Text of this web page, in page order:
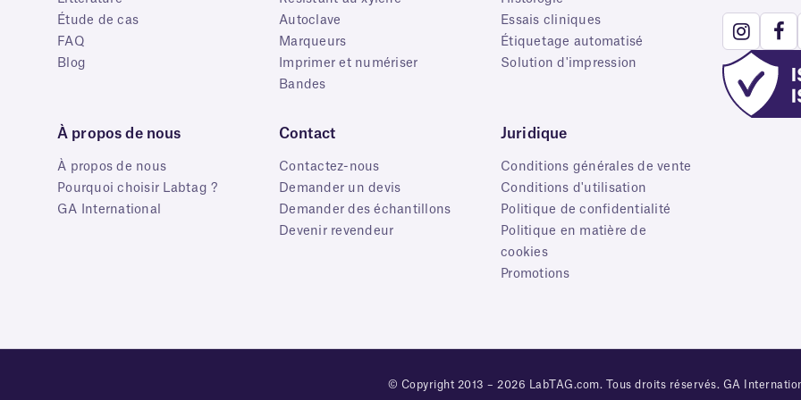
Étude de cas
FAQ
Blog
Autoclave
Marqueurs
Imprimer et numériser
Bandes
Essais cliniques
Étiquetage automatisé
Solution d'impression
À propos de nous
À propos de nous
Pourquoi choisir Labtag ?
GA International
Contact
Contactez-nous
Demander un devis
Demander des échantillons
Devenir revendeur
Juridique
Conditions générales de vente
Conditions d'utilisation
Politique de confidentialité
Politique en matière de
cookies
Promotions
© Copyright 2013 – 2026 LabTAG.com. Tous droits réservés. GA